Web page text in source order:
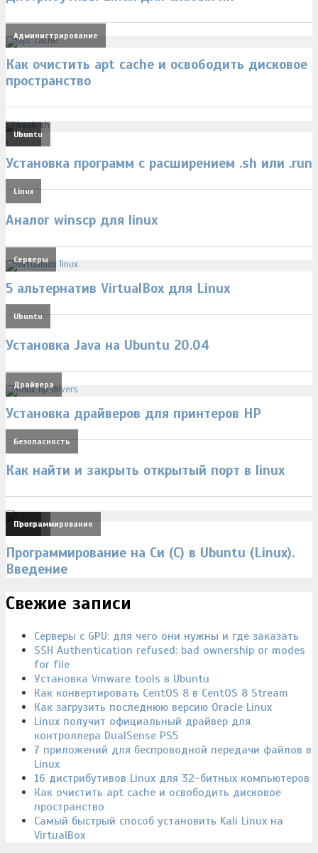
Администрирование
Как очистить apt cache и освободить дисковое
пространство
Linux
, Ubuntu
Установка программ с расширением .sh или .run
Linux
Аналог winscp для linux
Серверы
5 альтернатив VirtualBox для Linux
Ubuntu
Установка Java на Ubuntu 20.04
Драйвера
Установка драйверов для принтеров HP
Безопасность
Как найти и закрыть открытый порт в linux
Linux
Ubuntu
Программирование
Программирование на Си (C) в Ubuntu (Linux).
Введение
Свежие записи
Серверы с GPU: для чего они нужны и где заказать
SSH Authentication refused: bad ownership or modes
for file
Установка Vmware tools в Ubuntu
Как конвертировать CentOS 8 в CentOS 8 Stream
Как загрузить последнюю версию Oracle Linux
Linux получит официальный драйвер для
контроллера DualSense PS5
7 приложений для беспроводной передачи файлов в
Linux
16 дистрибутивов Linux для 32-битных компьютеров
Как очистить apt cache и освободить дисковое
пространство
Самый быстрый способ установить Kali Linux на
VirtualBox